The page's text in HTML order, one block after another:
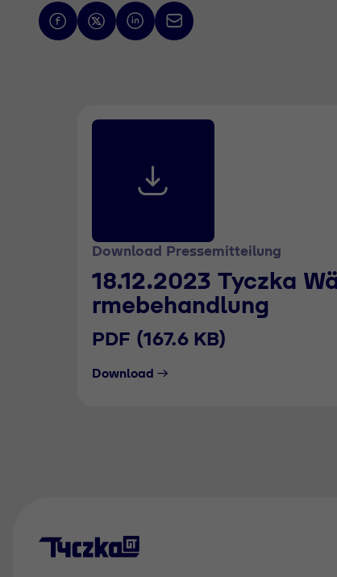
Download Pressemitteilung
18.12.2023 Tyczka
rmebehandlung
PDF (167.6 KB)
Download